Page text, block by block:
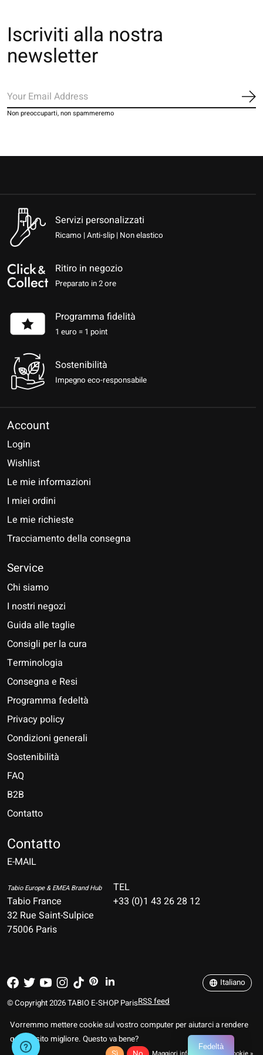
Iscriviti alla nostra
newsletter
Non preoccuparti, non spammeremo
Servizi personalizzati
Ricamo | Anti-slip | Non elastico
Ritiro in negozio
Preparato in 2 ore
Programma fidelità
1 euro = 1 point
Sostenibilità
Impegno eco-responsabile
Account
Login
Wishlist
Le mie informazioni
I miei ordini
Le mie richieste
Tracciamento della consegna
Service
Chi siamo
I nostri negozi
Guida alle taglie
Consigli per la cura
Terminologia
Consegna e Resi
Programma fedeltà
Privacy policy
Condizioni generali
Sostenibilità
FAQ
B2B
Contatto
Contatto
E-MAIL
Tabio Europe & EMEA Brand Hub
Tabio France
32 Rue Saint-Sulpice
75006 Paris
TEL
+33 (0)1 43 26 28 12
© Copyright 2026 TABIO E-SHOP ParisRSS feed
Italiano
Vorremmo mettere cookie sul vostro computer per aiutarci a rendere
questo sito migliore. Questo va bene?
Fedeltà